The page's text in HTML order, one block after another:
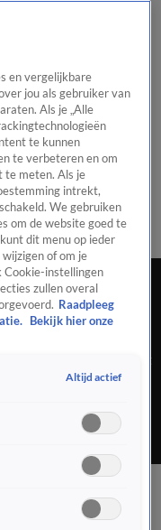
van Hart
Tip de
redactiePanelVideo's
op huis ouder
vlieg kwaad'
ouder echtpaar: 'Dat
en vergelijkbare
jou als gebruiker van
Als je „Alle
te kunnen
te verbeteren en om
te meten. Als je
intrekt,
We gebruiken
om de website goed te
dit menu op ieder
of om je
Cookie-instellingen
zullen overal
Raadpleeg
Bekijk hier onze
Altijd actief